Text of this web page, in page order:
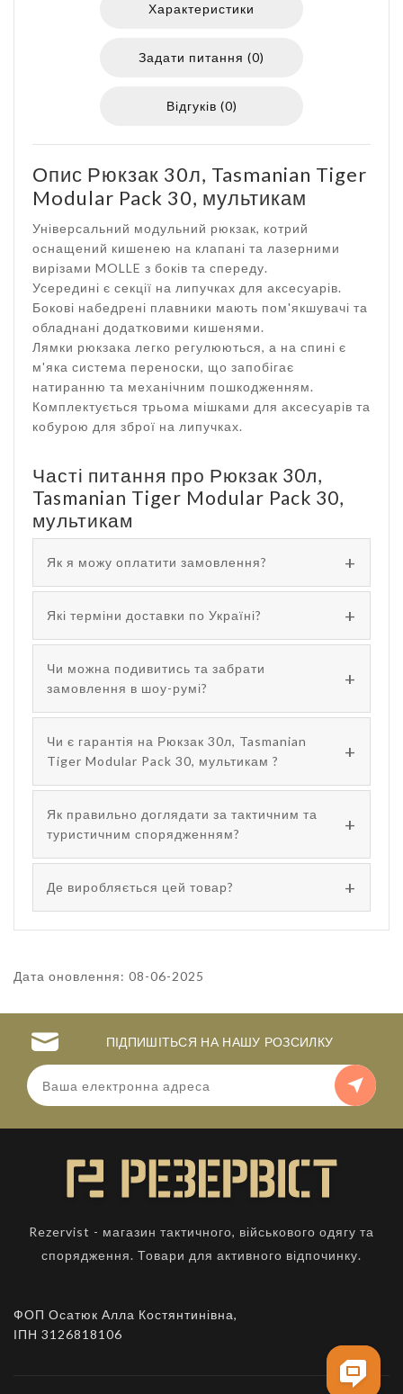
Характеристики
Задати питання (0)
Відгуків (0)
Опис Рюкзак 30л, Tasmanian Tiger
Modular Pack 30, мультикам
Універсальний модульний рюкзак, котрий
оснащений кишенею на клапані та лазерними
вирізами MOLLE з боків та спереду.
Усередині є секції на липучках для аксесуарів.
Бокові набедрені плавники мають пом'якшувачі та
обладнані додатковими кишенями.
Лямки рюкзака легко регулюються, а на спині є
м'яка система переноски, що запобігає
натиранню та механічним пошкодженням.
Комплектується трьома мішками для аксесуарів та
кобурою для зброї на липучках.
Часті питання про Рюкзак 30л,
Tasmanian Tiger Modular Pack 30,
мультикам
Як я можу оплатити замовлення?
Які терміни доставки по Україні?
Чи можна подивитись та забрати
замовлення в шоу-румі?
Чи є гарантія на Рюкзак 30л, Tasmanian
Tiger Modular Pack 30, мультикам ?
Як правильно доглядати за тактичним та
туристичним спорядженням?
Де виробляється цей товар?
Дата оновлення: 08-06-2025
ПІДПИШІТЬСЯ НА НАШУ РОЗСИЛКУ
Rezervist - магазин тактичного, військового одягу та
спорядження. Товари для активного відпочинку.
ФОП Осатюк Алла Костянтинівна,
ІПН 3126818106